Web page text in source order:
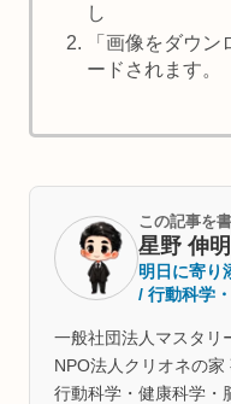
し
「画像をダウ
ードされます。
この記事を
星野 伸
明日に寄り
/ 行動科学
一般社団法人マスタリ
NPO法人クリオネの家
行動科学・健康科学・